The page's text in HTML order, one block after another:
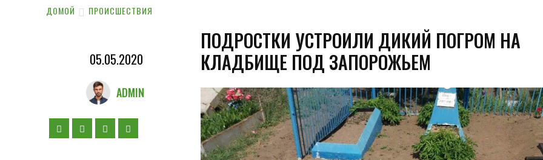
ДОМОЙ ПРОИСШЕСТВИЯ
05.05.2020
ADMIN
ПОДРОСТКИ УСТРОИЛИ ДИКИЙ ПОГРОМ НА
КЛАДБИЩЕ ПОД ЗАПОРОЖЬЕМ